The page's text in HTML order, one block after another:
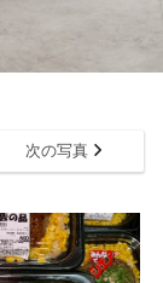
次の写真